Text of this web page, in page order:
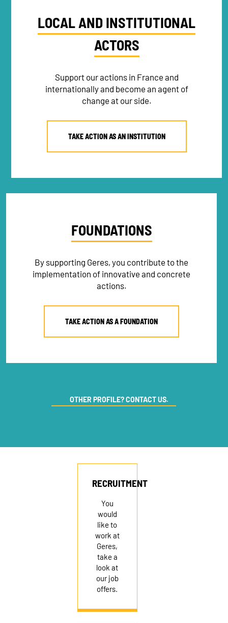
LOCAL AND INSTITUTIONAL
ACTORS
Support our actions in France and
internationally and become an agent of
change at our side.
TAKE ACTION AS AN INSTITUTION
FOUNDATIONS
By supporting Geres, you contribute to the
implementation of innovative and concrete
actions.
TAKE ACTION AS A FOUNDATION
OTHER PROFILE? CONTACT US.
RECRUITMENT
You
would
like to
work at
Geres,
take a
look at
our job
offers.